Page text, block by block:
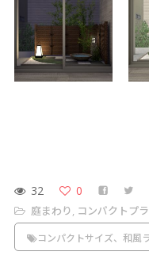
32
0
庭まわり, コンパクトプ
コンパクトサイズ、和風